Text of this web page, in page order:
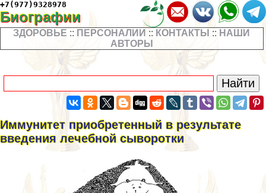
+7(977)9328978
Биографии
ЗДОРОВЬЕ :: ПЕРСОНАЛИИ :: КОНТАКТЫ :: НАШИ
АВТОРЫ
Иммунитет приобретенный в результате
введения лечебной сыворотки